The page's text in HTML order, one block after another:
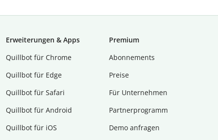
Erweiterungen & Apps
Quillbot für Chrome
Quillbot für Edge
Quillbot für Safari
Quillbot für Android
Quillbot für iOS
Premium
Abon­ne­ments
Preise
Für Unternehmen
Partnerprogramm
Demo anfragen